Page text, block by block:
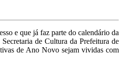
e que já faz parte do calendário da
de Cultura da Prefeitura de
de Ano Novo sejam vividas com